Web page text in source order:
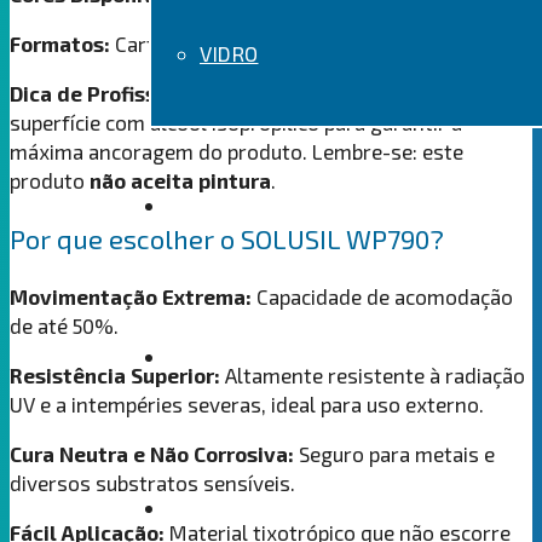
VIDRO
Formatos: Cartucho de 420g e Sachê de 800g
Dica de Profissional:
superfície com álcool isopropílico para garantir a
máxima ancoragem do produto Lembre-se: este
produto não aceita pintura
Por que escolher o SOLUSIL WP790?
Movimentação Extrema: Capacidade de acomodação
de até 50%.
Resistência Superior: Altamente resistente à radiação
UV e a intempéries severas, ideal para uso externo.
Cura Neutra e Não Corrosiva: Seguro para metais e
diversos substratos sensíveis.
Fácil Aplicação: Material tixotrópico que não escorre